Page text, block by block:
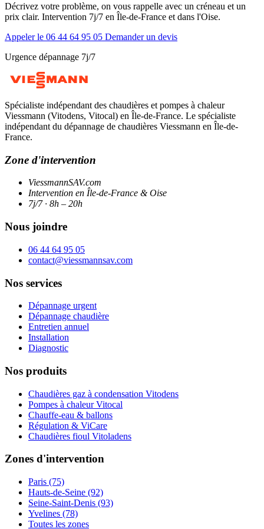
Décrivez votre problème, on vous rappelle avec un créneau et un
prix clair. Intervention 7j/7 en Île-de-France et dans l'Oise.
Appeler le 06 44 64 95 05 Demander un devis
Urgence dépannage 7j/7
Spécialiste indépendant des chaudières et pompes à chaleur
Viessmann (Vitodens, Vitocal) en Île-de-France. Le spécialiste
indépendant du dépannage de chaudières Viessmann en Île-de-
France.
Zone d'intervention
ViessmannSAV.com
Intervention en Île-de-France & Oise
7j/7 · 8h – 20h
Nous joindre
06 44 64 95 05
contact@viessmannsav.com
Nos services
Dépannage urgent
Dépannage chaudière
Entretien annuel
Installation
Diagnostic
Nos produits
Chaudières gaz à condensation Vitodens
Pompes à chaleur Vitocal
Chauffe-eau & ballons
Régulation & ViCare
Chaudières fioul Vitoladens
Zones d'intervention
Paris (75)
Hauts-de-Seine (92)
Seine-Saint-Denis (93)
Yvelines (78)
Toutes les zones